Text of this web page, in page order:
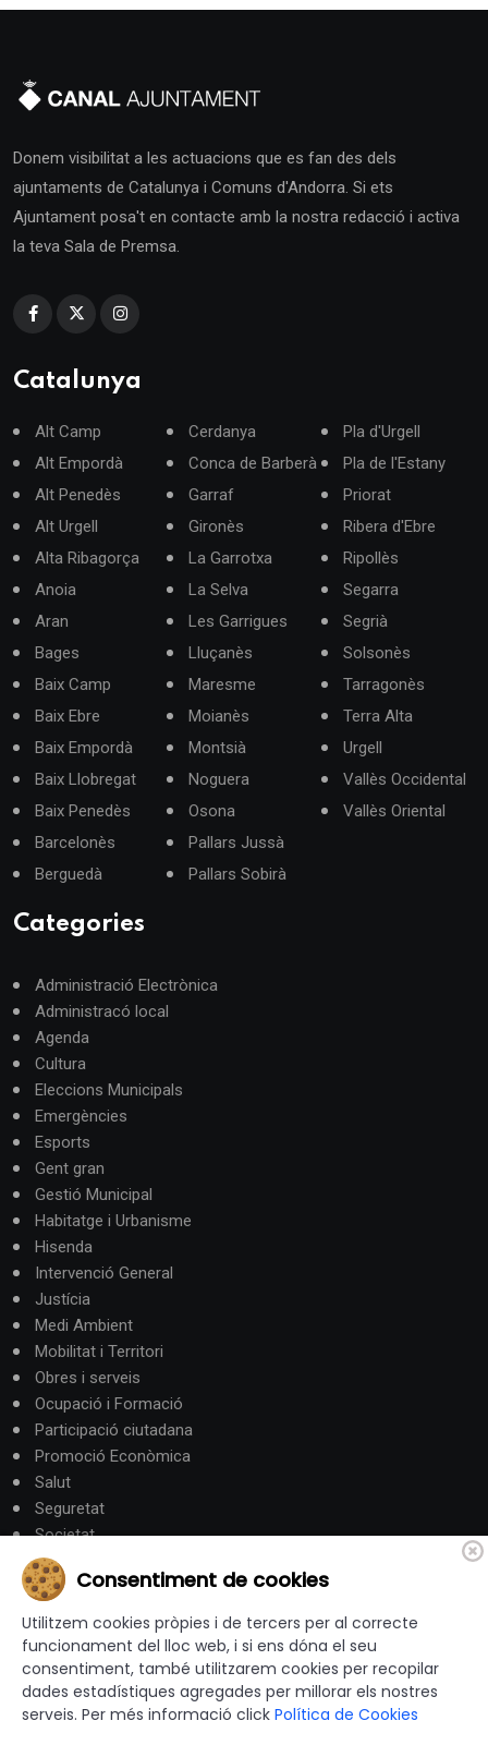
Donem visibilitat a les actuacions que es fan des dels
ajuntaments de Catalunya i Comuns d'Andorra. Si ets
Ajuntament posa't en contacte amb la nostra redacció i activa
la teva Sala de Premsa.
Catalunya
Alt Camp
Alt Empordà
Alt Penedès
Alt Urgell
Alta Ribagorça
Anoia
Aran
Bages
Baix Camp
Baix Ebre
Baix Empordà
Baix Llobregat
Baix Penedès
Barcelonès
Berguedà
Cerdanya
Conca de Barberà
Garraf
Gironès
La Garrotxa
La Selva
Les Garrigues
Lluçanès
Maresme
Moianès
Montsià
Noguera
Osona
Pallars Jussà
Pallars Sobirà
Pla d'Urgell
Pla de l'Estany
Priorat
Ribera d'Ebre
Ripollès
Segarra
Segrià
Solsonès
Tarragonès
Terra Alta
Urgell
Vallès Occidental
Vallès Oriental
Categories
Administració Electrònica
Administracó local
Agenda
Cultura
Eleccions Municipals
Emergències
Esports
Gent gran
Gestió Municipal
Habitatge i Urbanisme
Hisenda
Intervenció General
Justícia
Medi Ambient
Mobilitat i Territori
Obres i serveis
Ocupació i Formació
Participació ciutadana
Promoció Econòmica
Salut
Seguretat
Societat
Turisme
Altres Canals
canalandorra.ad
Consentiment de cookies
Utilitzem cookies pròpies i de tercers per al correcte
funcionament del lloc web, i si ens dóna el seu
consentiment, també utilitzarem cookies per recopilar
dades estadístiques agregades per millorar els nostres
serveis. Per més informació click Política de Cookies